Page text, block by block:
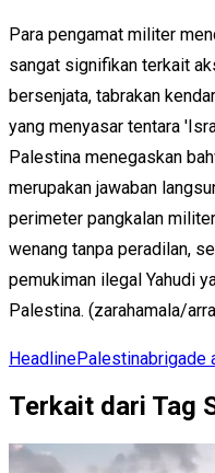
Para pengamat militer
sangat signifikan terkait
bersenjata, tabrakan
yang menyasar tentara
Palestina menegaskan
merupakan jawaban
perimeter pangkalan
wenang tanpa peradilan,
pemukiman ilegal Yahudi
Palestina. (zarahamala/
HeadlinePalestinabrigade
Terkait dari Tag